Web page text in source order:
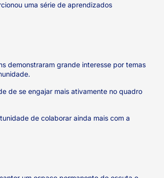
uma série de aprendizados
demonstraram grande interesse por temas
de se engajar mais ativamente no quadro
de colaborar ainda mais com a